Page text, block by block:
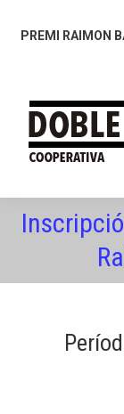
PREMI RAIMON